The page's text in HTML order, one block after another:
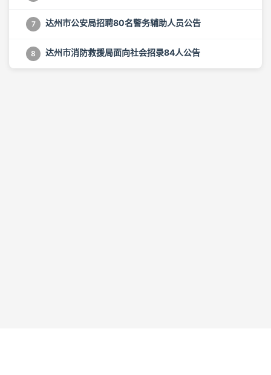
7 达州市公安局招聘80名警务辅助人员公告
8 达州市消防救援局面向社会招录84人公告